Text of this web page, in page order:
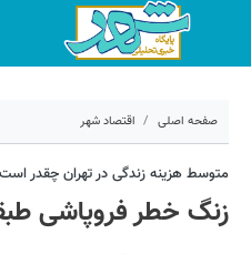
صفحه اصلی اقتصاد شهر
۴ شهریور ۱۳۹۹ - ۱۳:۳۶
کد مطلب:3837
متوسط هزینه زندگی در تهران چقدر
زنگ خطر فروپاشی